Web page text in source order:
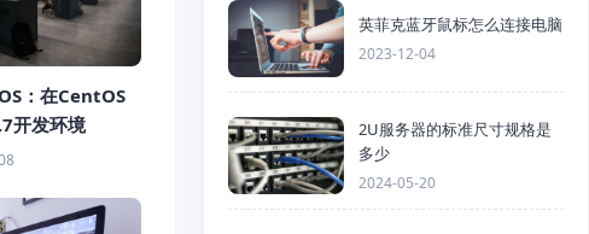
：在CentOS
开发环境
英菲克蓝牙鼠标怎么连接电脑
2023-12-04
2U服务器的标准尺寸规格是
多少
2024-05-20